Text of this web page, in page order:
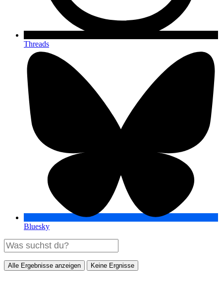
Threads
Bluesky
Alle Ergebnisse anzeigen Keine Ergnisse